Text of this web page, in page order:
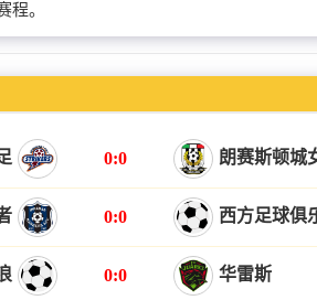
程。
0:0 朗赛斯顿城
0:0 西方足球俱
0:0 华雷斯